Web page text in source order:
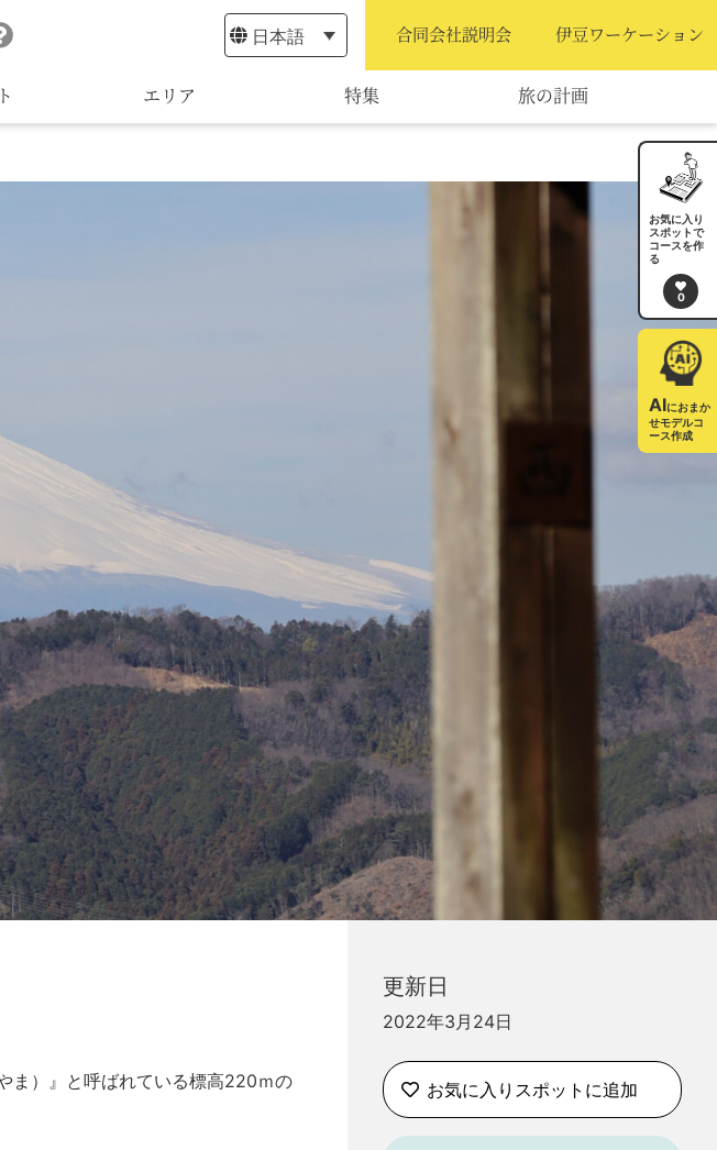
エリア 特集 旅の計画
宿泊・予約
AIルートプランナー
日本語 合同会社説明会 伊豆ワーケーション
ま）』と呼ばれている標高220ｍの
更新日
2022年3月24日
お気に入りスポットに追加
お気に入り
スポットで
コースを作
る
0
AIにおまか
せモデルコ
ース作成